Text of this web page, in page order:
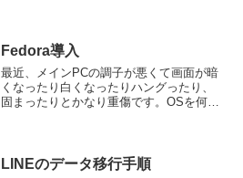
Fedora導入
最近、メインPCの調子が悪くて画面が暗
くなったり白くなったりハングったり、
固まったりとかなり重傷です。OSを何度
切り分けということで...
LINEのデータ移行手順